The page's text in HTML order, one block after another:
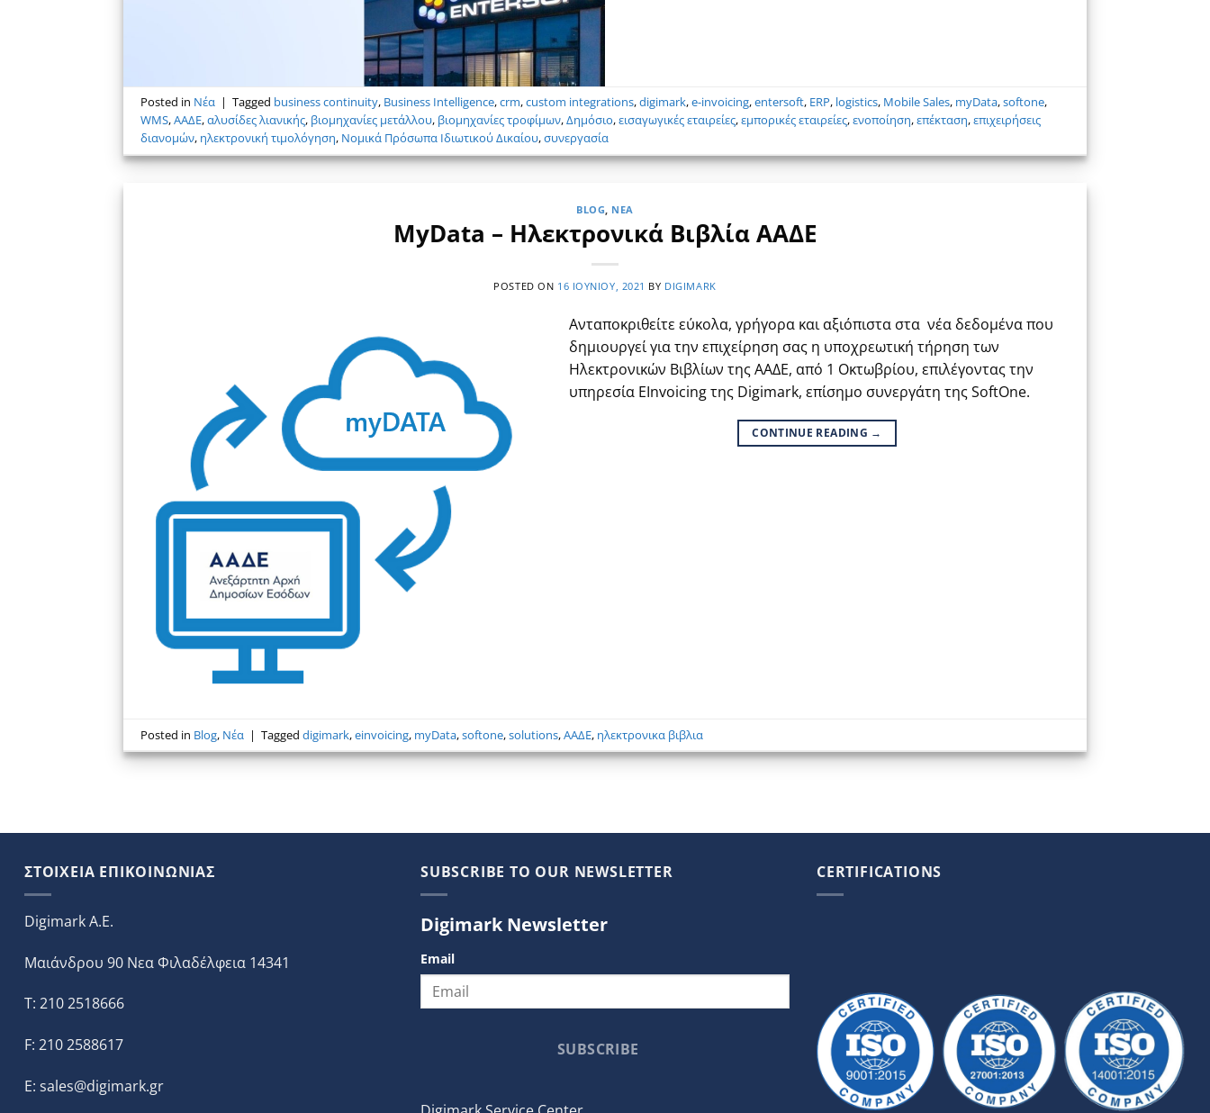
Posted in Νέα | Tagged business continuity, Business Intelligence,crm,custom integrations,digimark,e-invoicing,entersoft, ERP, logistics, Mobile Sales, myData,softone,
WMS,ΑΑΔΕ,αλυσίδες λιανικής, βιομηχανίες μετάλλου, βιομηχανίες τροφίμων,Δημόσιο,εισαγωγικές εταιρείες,εμπορικές εταιρείες,ενοποίηση,επέκταση,επιχειρήσεις
διανομών, ηλεκτρονική τιμολόγηση, Νομικά Πρόσωπα Ιδιωτικού Δικαίου,συνεργασία
BLOG ΝΈΑ
MyData – Ηλεκτρονικά Βιβλία ΑΑΔΕ
POSTED ON 16 ΙΟΥΝΊΟΥ, 2021 BY DIGIMARK
Ανταποκριθείτε εύκολα, γρήγορα και αξιόπιστα στα νέα δεδομένα που
δημιουργεί για την επιχείρηση σας η υποχρεωτική τήρηση των
Ηλεκτρονικών Βιβλίων της ΑΑΔΕ, από 1 Οκτωβρίου, επιλέγοντας την
υπηρεσία EInvoicing της Digimark, επίσημο συνεργάτη της SoftOne.
CONTINUE READING →
Posted in Blog, Νέα | Taggeddigimark,einvoicing, myData,softone,solutions,ΑΑΔΕ, ηλεκτρονικα βιβλια
ΣΤΟΙΧΕΙΑ ΕΠΙΚΟΙΝΩΝΙΑΣ
Digimark A.E.
Μαιάνδρου 90 Νεα Φιλαδέλφεια 14341
T: 210 2518666
F: 210 2588617
E: sales@digimark.gr
SUBSCRIBE TO OUR NEWSLETTER
Digimark Newsletter
Email
SUBSCRIBE
CERTIFICATIONS